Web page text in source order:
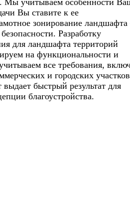
Мы учитываем особенности
Вы ставите к ее
зонирование
Разработку
для ландшафта территорий
на функциональности и
все требования,
и городских
быстрый результат для
благоустройства.